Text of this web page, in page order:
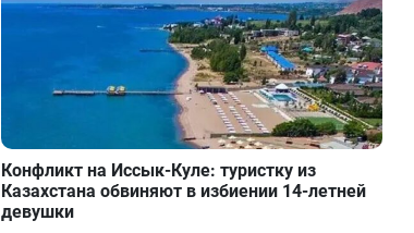
Конфликт на Иссык-Куле: туристку из
Казахстана обвиняют в избиении 14-летней
девушки